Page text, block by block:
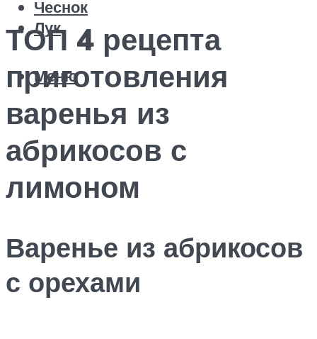
Чеснок
Лук
Меню
ТОП 4 рецепта
приготовления
варенья из
абрикосов с
лимоном
Варенье из абрикосов
с орехами